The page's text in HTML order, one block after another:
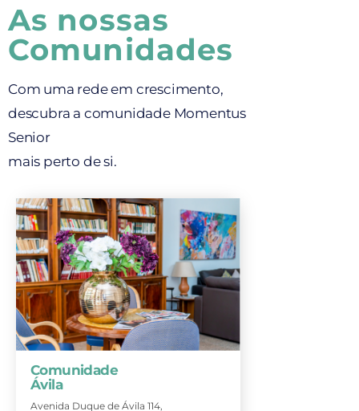
As nossas
Comunidades
Com uma rede em crescimento,
descubra a comunidade Momentus
Senior
mais perto de si.
Comunidade
Ávila
Avenida Duque de Ávila 114,